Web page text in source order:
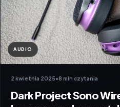
AUDIO
2 kwietnia 2025•8 min czytania
Dark Project Sono